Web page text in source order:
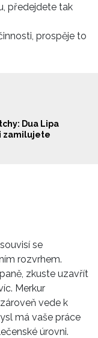
předejdete tak
prospěje to
Dua Lipa
zamilujete
se
rozvrhem.
zkuste uzavřít
Merkur
vede k
má vaše práce
úrovni.